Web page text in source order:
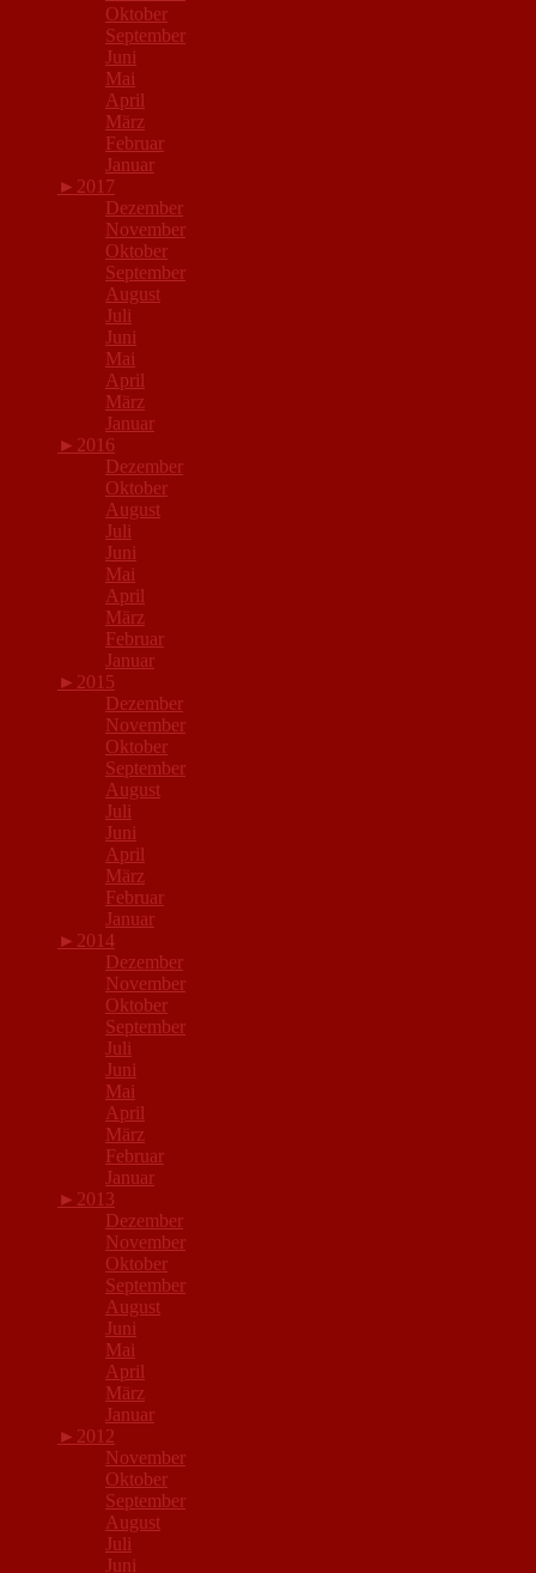
Oktober
September
Juni
Mai
April
März
Februar
Januar
► 2017
Dezember
November
Oktober
September
August
Juli
Juni
Mai
April
März
Januar
► 2016
Dezember
Oktober
August
Juli
Juni
Mai
April
März
Februar
Januar
► 2015
Dezember
November
Oktober
September
August
Juli
Juni
April
März
Februar
Januar
► 2014
Dezember
November
Oktober
September
Juli
Juni
Mai
April
März
Februar
Januar
► 2013
Dezember
November
Oktober
September
August
Juni
Mai
April
März
Januar
► 2012
November
Oktober
September
August
Juli
Juni